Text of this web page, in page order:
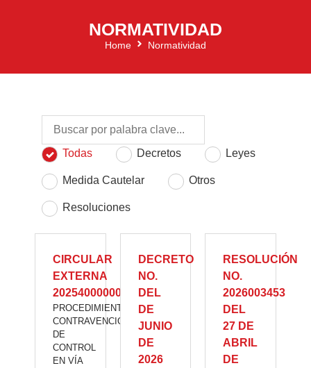
NORMATIVIDAD
Home Normatividad
Todas Decretos Leyes
Medida Cautelar Otros
Resoluciones
CIRCULAR
EXTERNA
20254000000867
PROCEDIMIENTO
CONTRAVENCIONAL
DE
CONTROL
EN VÍA
DECRETO
NO.
DEL
DE
JUNIO
DE
2026
RESOLUCIÓN
NO.
2026003453
DEL
27 DE
ABRIL
DE